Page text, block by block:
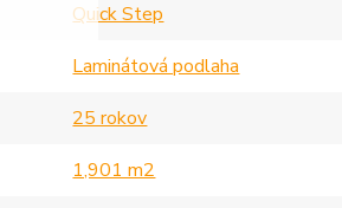
Quick Step
Laminátová podlaha
25 rokov
1,901 m2